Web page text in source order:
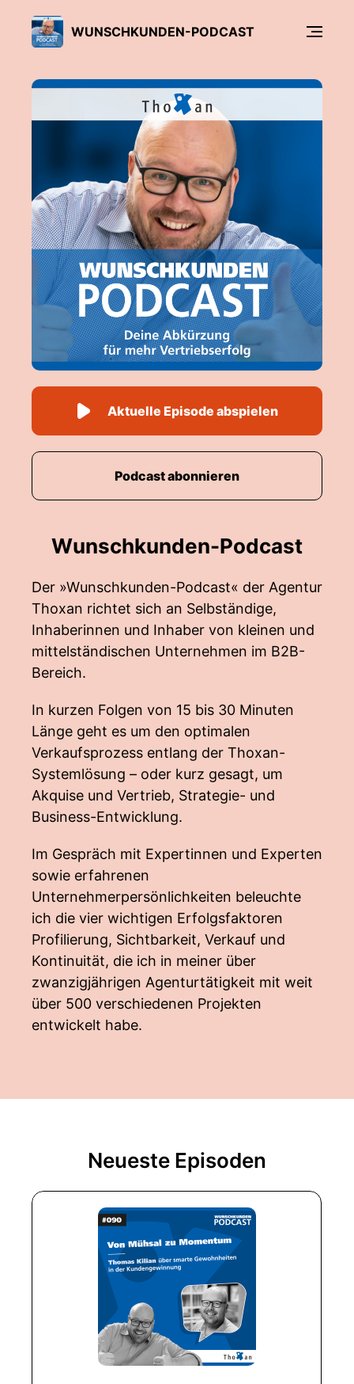
WUNSCHKUNDEN-PODCAST
Wunschkunden-Podcast
Der »Wunschkunden-Podcast« der Agentur
Thoxan richtet sich an Selbständige,
Inhaberinnen und Inhaber von kleinen und
mittelständischen Unternehmen im B2B-
Bereich.
In kurzen Folgen von 15 bis 30 Minuten
Länge geht es um den optimalen
Verkaufsprozess entlang der Thoxan-
Systemlösung – oder kurz gesagt, um
Akquise und Vertrieb, Strategie- und
Business-Entwicklung.
Im Gespräch mit Expertinnen und Experten
sowie erfahrenen
Unternehmerpersönlichkeiten beleuchte
ich die vier wichtigen Erfolgsfaktoren
Profilierung, Sichtbarkeit, Verkauf und
Kontinuität, die ich in meiner über
zwanzigjährigen Agenturtätigkeit mit weit
über 500 verschiedenen Projekten
entwickelt habe.
Aktuelle Episode abspielen
Podcast abonnieren
Neueste Episoden